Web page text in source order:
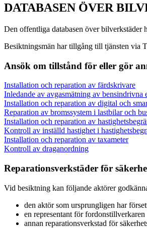
DATABASEN ÖVER
Den offentliga databasen över
Besiktningsmän har tillgång till tjänsten via
Ansök om tillstånd för eller gör
Installation och reparation av färdskrivare
Inledande av avgasmätning av
Installation och reparation av digital och
Reparation av bromssystem i lastbilar och
Installation och reparation av
Kontroll av inställd hastighet i
Installation och reparation av taxameter
Kontroll av draganordning
Reparationsverkstäder för
Vid besiktning kan följande aktörer
den aktör som ursprungligen har
en representant för fordonstillverkaren
annan reparationsverkstad för